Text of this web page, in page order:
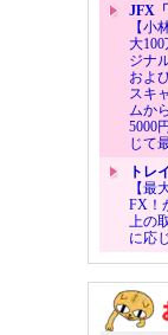
JFX
【小
大
ジナ
およ
スキ
ムか
5000
じて
トレ
【最
FX！
上の
に応